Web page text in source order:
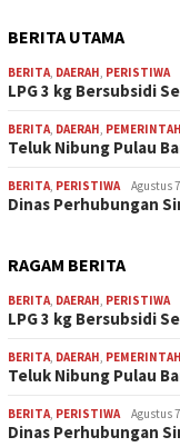
BERITA UTAMA
BERITA, DAERAH, PERISTIWA
LPG 3 kg Bersubsidi
BERITA, DAERAH, PEMERINTAH
Teluk Nibung Pulau
BERITA, PERISTIWA Agustus
Dinas Perhubungan
RAGAM BERITA
BERITA, DAERAH, PERISTIWA
LPG 3 kg Bersubsidi
BERITA, DAERAH, PEMERINTAH
Teluk Nibung Pulau
BERITA, PERISTIWA Agustus
Dinas Perhubungan